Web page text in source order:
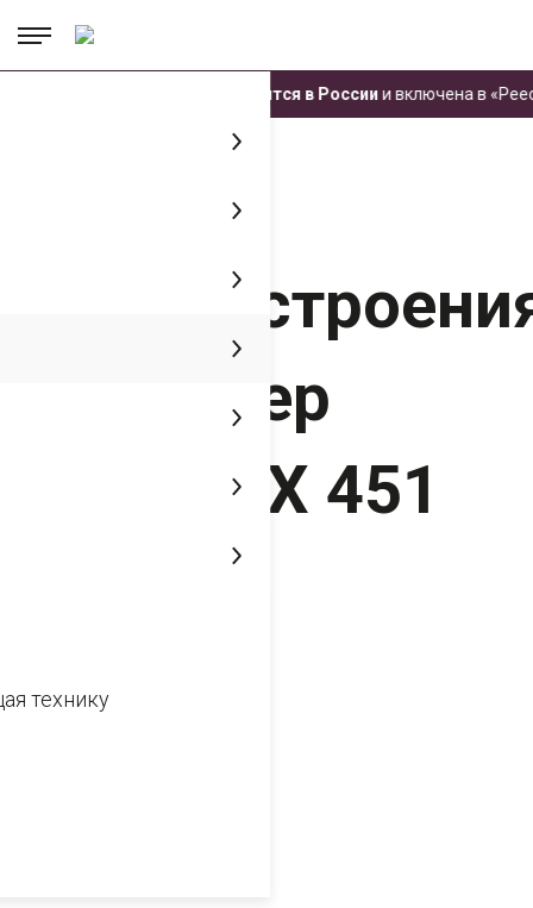
Техника ЧЕТРА производится в Россиии включена в
технику
"Вести машиностроения": Харвестер
Харвестер
ЧЕТРА КХ 451